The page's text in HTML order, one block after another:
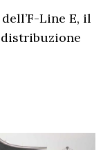
Line E, il